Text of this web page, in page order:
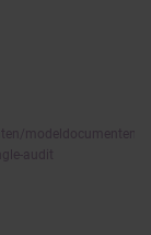
modeldocumenten-
audit